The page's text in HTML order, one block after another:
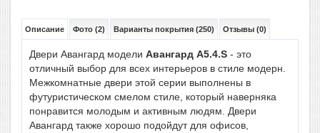
Описание Фото (2) Варианты покрытия (250) Отзывы (0)
Двери Авангард модели Авангард A5.4.S - это
отличный выбор для всех интерьеров в стиле модерн.
Межкомнатные двери этой серии выполнены в
футуристическом смелом стиле, который наверняка
понравится молодым и активным людям. Двери
Авангард также хорошо подойдут для офисов,